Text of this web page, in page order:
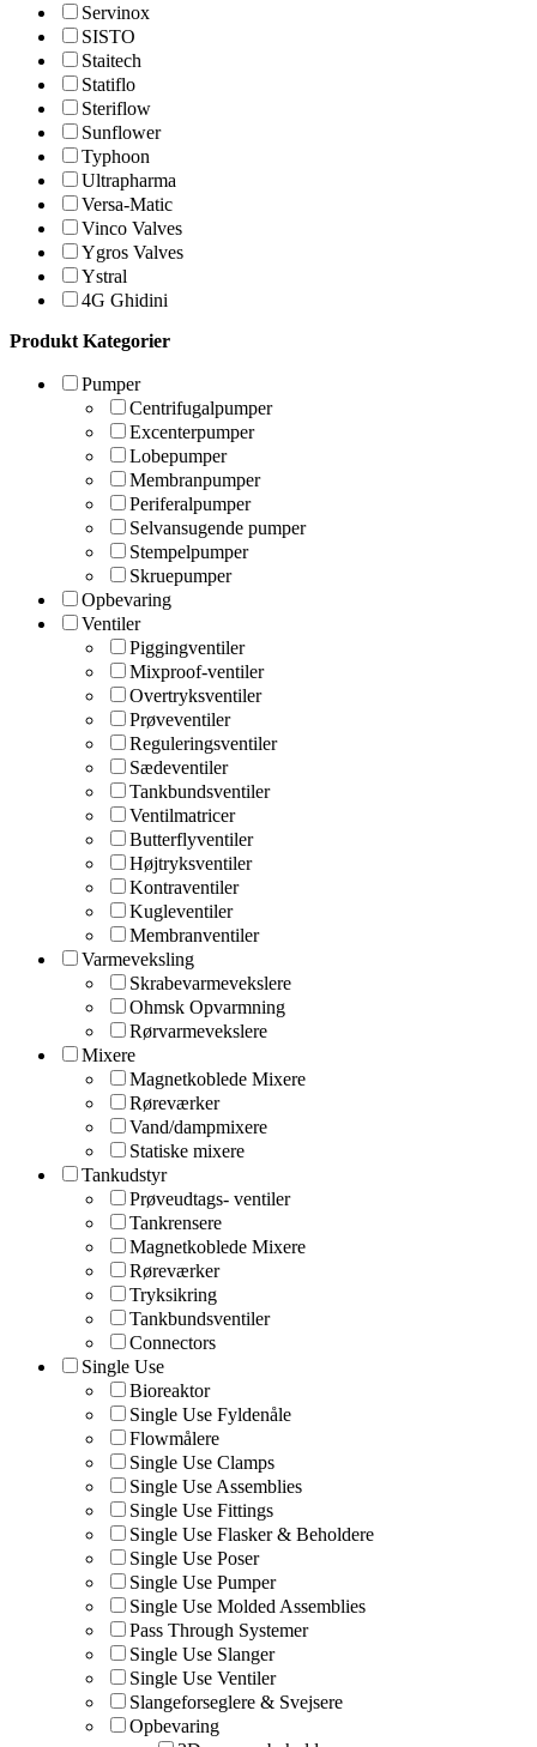
Servinox
SISTO
Staitech
Statiflo
Steriflow
Sunflower
Typhoon
Ultrapharma
Versa-Matic
Vinco Valves
Ygros Valves
Ystral
4G Ghidini
Produkt Kategorier
Pumper
Centrifugalpumper
Excenterpumper
Lobepumper
Membranpumper
Periferalpumper
Selvansugende pumper
Stempelpumper
Skruepumper
Opbevaring
Ventiler
Piggingventiler
Mixproof-ventiler
Overtryksventiler
Prøveventiler
Reguleringsventiler
Sædeventiler
Tankbundsventiler
Ventilmatricer
Butterflyventiler
Højtryksventiler
Kontraventiler
Kugleventiler
Membranventiler
Varmeveksling
Skrabevarmevekslere
Ohmsk Opvarmning
Rørvarmevekslere
Mixere
Magnetkoblede Mixere
Røreværker
Vand/dampmixere
Statiske mixere
Tankudstyr
Prøveudtags- ventiler
Tankrensere
Magnetkoblede Mixere
Røreværker
Tryksikring
Tankbundsventiler
Connectors
Single Use
Bioreaktor
Single Use Fyldenåle
Flowmålere
Single Use Clamps
Single Use Assemblies
Single Use Fittings
Single Use Flasker & Beholdere
Single Use Poser
Single Use Pumper
Single Use Molded Assemblies
Pass Through Systemer
Single Use Slanger
Single Use Ventiler
Slangeforseglere & Svejsere
Opbevaring